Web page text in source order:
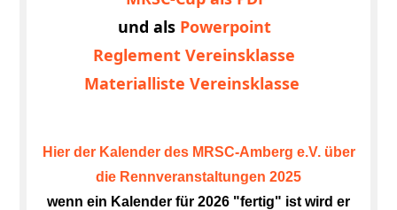
und als Powerpoint
Reglement Vereinsklasse
Materialliste Vereinsklasse
Hier der Kalender des MRSC-Amberg e.V. über
die Rennveranstaltungen 2025
wenn ein Kalender für 2026 "fertig" ist wird er